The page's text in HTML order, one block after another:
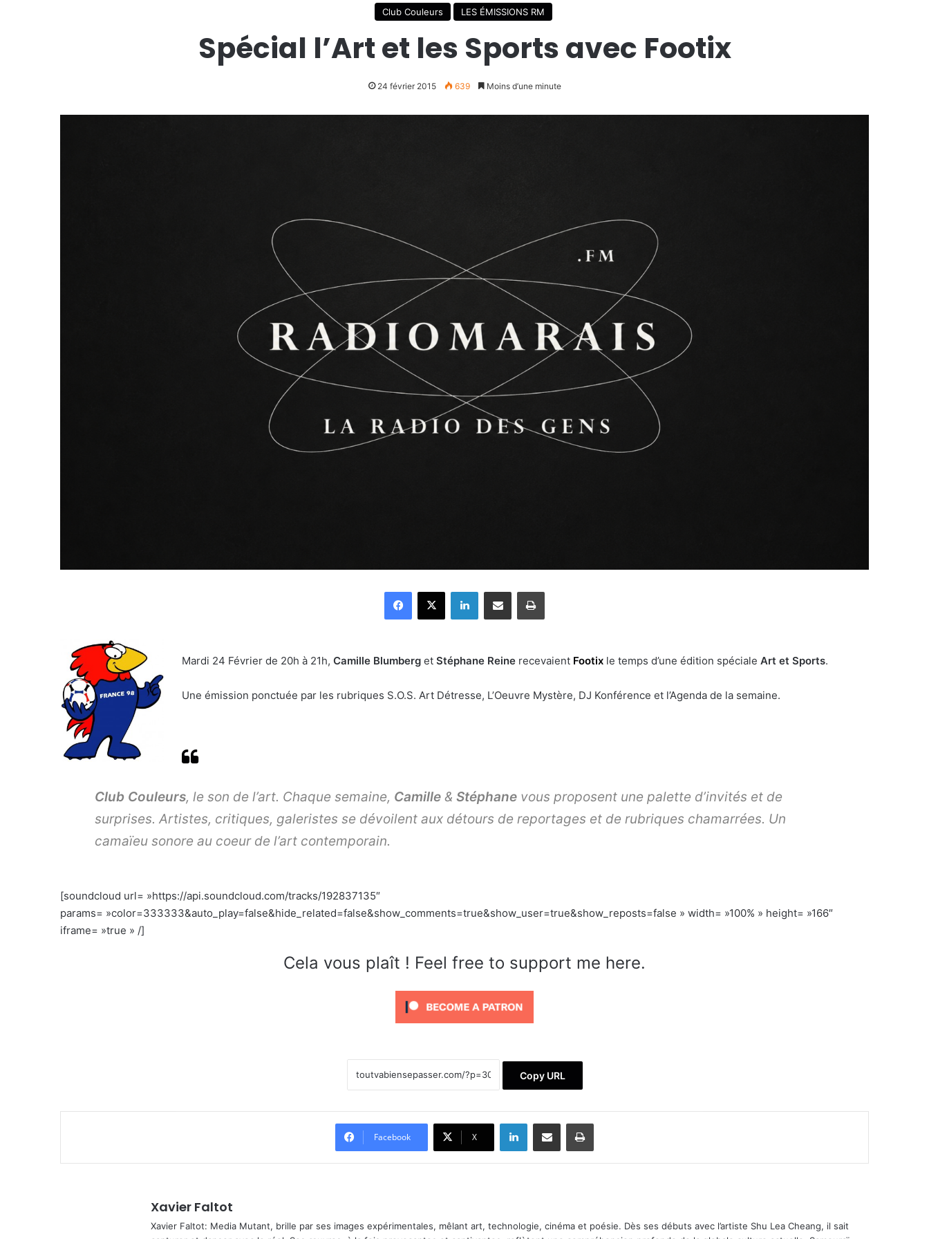
Club Couleurs LES ÉMISSIONS RM
Spécial l’Art et les Sports avec Footix
24 février 2015 639 Moins d’une minute
Mardi 24 Février de 20h à 21h,Camille Blumberg etStéphane Reine recevaient Footix le temps d’une édition spécialeArt et Sports.
Une émission ponctuée par les rubriques S.O.S. Art Détresse, L’Oeuvre Mystère, DJ Konférence et l’Agenda de la semaine.
Club Couleurs, le son de l’art. Chaque semaine, Camille & Stéphane vous proposent une palette d’invités et de
surprises. Artistes, critiques, galeristes se dévoilent aux détours de reportages et de rubriques chamarrées. Un
camaïeu sonore au coeur de l’art contemporain.
[soundcloud url= »https://api.soundcloud.com/tracks/192837135″
params= »color=333333&auto_play=false&hide_related=false&show_comments=true&show_user=true&show_reposts=false » width= »100% » height= »166″
iframe= »true » /]
Cela vous plaît ! Feel free to support me here.
Copy URL
Facebook X
Xavier Faltot
Xavier Faltot: Media Mutant, brille par ses images expérimentales, mêlant art, technologie, cinéma et poésie. Dès ses débuts avec l’artiste Shu Lea Cheang, il sait